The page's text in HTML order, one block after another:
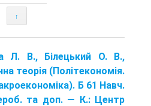
↑
Л. В., Білецький О. В.,
теорія (Політекономія.
Б 61 Навч.
та доп. — К.: Центр